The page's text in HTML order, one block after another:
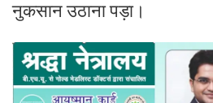
नुकसान उठाना पड़ा।